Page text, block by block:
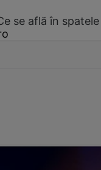
se află în spatele